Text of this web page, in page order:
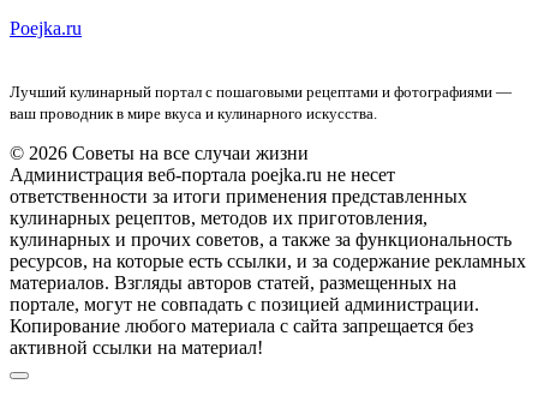
Poejka.ru
Лучший кулинарный портал с пошаговыми рецептами и фотографиями —
ваш проводник в мире вкуса и кулинарного искусства.
© 2026 Советы на все случаи жизни
Администрация веб-портала poejka.ru не несет
ответственности за итоги применения представленных
кулинарных рецептов, методов их приготовления,
кулинарных и прочих советов, а также за функциональность
ресурсов, на которые есть ссылки, и за содержание рекламных
материалов. Взгляды авторов статей, размещенных на
портале, могут не совпадать с позицией администрации.
Копирование любого материала с сайта запрещается без
активной ссылки на материал!